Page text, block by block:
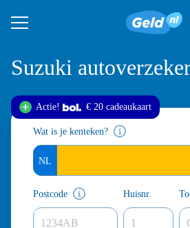
Suzuki
Actie! € 20 cadeaukaart
Wat is je kenteken?
Postcode Huisnr.